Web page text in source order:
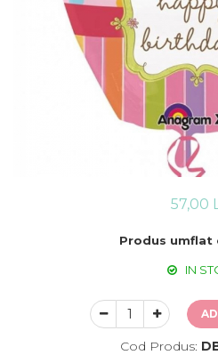
Farfurii,pahare & servetele
Ornamente sala
Prima aniversare
57,00
Produs umflat
IN
Cod Produs: